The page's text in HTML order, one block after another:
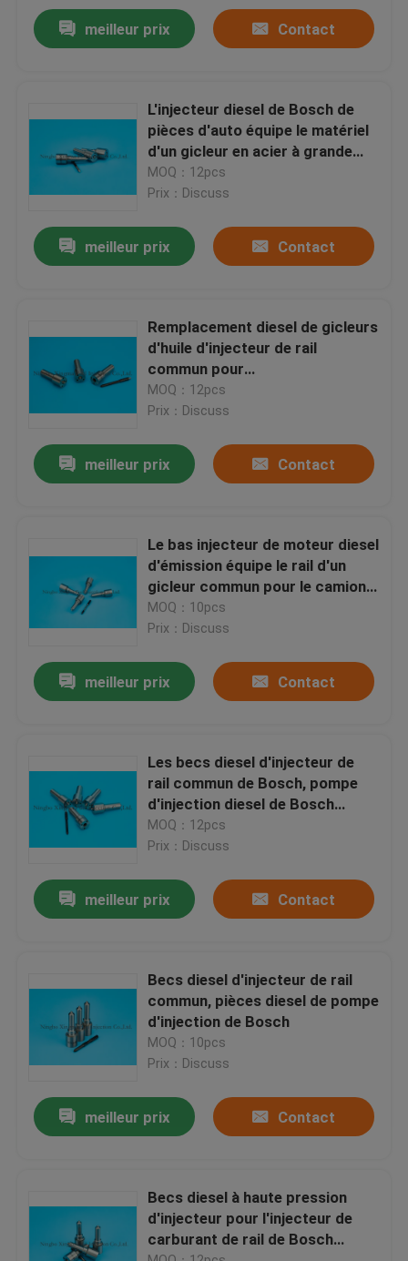
Produits
A propos de nous
Visite d'usine
Contact
becs communs d'injecteur de rail
Becs d'injecteur de Bosch
Becs d'injecteur de Denso
meilleur prix Contact
L'injecteur diesel de Bosch de
pièces d'auto équipe le matériel
d'un gicleur en acier à grande
vitesse de rail commun
MOQ：12pcs
Prix：Discuss
meilleur prix Contact
Remplacement diesel de gicleurs
d'huile d'injecteur de rail
commun pour
Volkswagen/Hyundai
MOQ：12pcs
Prix：Discuss
meilleur prix Contact
Le bas injecteur de moteur diesel
d'émission équipe le rail d'un
gicleur commun pour le camion
de Dongfeng Denon
MOQ：10pcs
Prix：Discuss
meilleur prix Contact
Les becs diesel d'injecteur de
rail commun de Bosch, pompe
d'injection diesel de Bosch
partie DLLA155P948
MOQ：12pcs
Prix：Discuss
meilleur prix Contact
Becs diesel d'injecteur de rail
commun, pièces diesel de pompe
d'injection de Bosch
MOQ：10pcs
Prix：Discuss
meilleur prix Contact
Becs diesel à haute pression
d'injecteur pour l'injecteur de
carburant de rail de Bosch